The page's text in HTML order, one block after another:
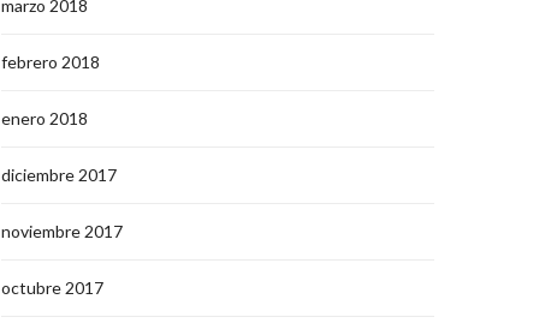
marzo 2018
febrero 2018
enero 2018
diciembre 2017
noviembre 2017
octubre 2017